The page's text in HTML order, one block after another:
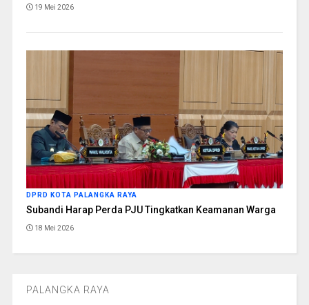
19 Mei 2026
DPRD KOTA PALANGKA RAYA
Subandi Harap Perda PJU Tingkatkan Keamanan Warga
18 Mei 2026
PALANGKA RAYA